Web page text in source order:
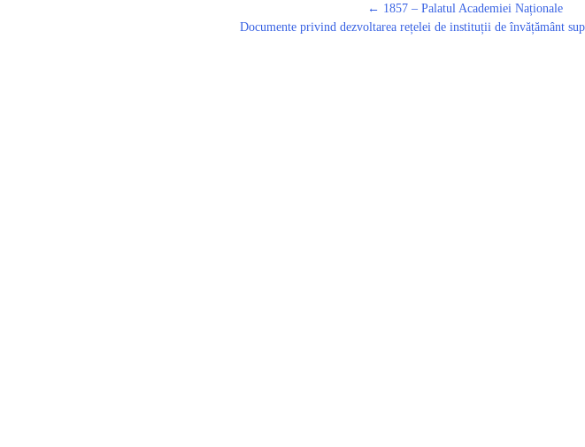
← 1857 – Palatul Academiei Naționale
Documente privind dezvoltarea rețelei de instituții de învățământ